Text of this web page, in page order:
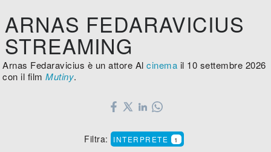
ARNAS FEDARAVICIUS
STREAMING
Arnas Fedaravicius è un attore Alcinema il 10 settembre 2026
con il filmMutiny.
Filtra: INTERPRETE 1